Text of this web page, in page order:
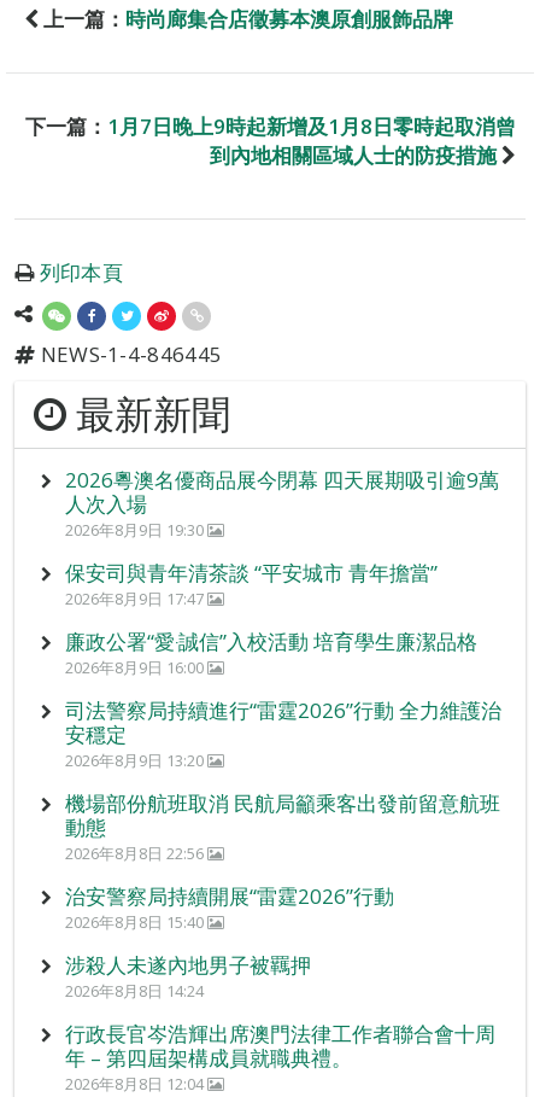
上一篇： 時尚廊集合店徵募本澳原創服飾品牌
下一篇： 1月7日晚上9時起新增及1月8日零時起取消曾
到內地相關區域人士的防疫措施
列印本頁
NEWS-1-4-846445
最新新聞
2026粵澳名優商品展今閉幕 四天展期吸引逾9萬
人次入場
2026年8月9日 19:30
保安司與青年清茶談 “平安城市 青年擔當”
2026年8月9日 17:47
廉政公署“愛‧誠信”入校活動 培育學生廉潔品格
2026年8月9日 16:00
司法警察局持續進行“雷霆2026”行動 全力維護治
安穩定
2026年8月9日 13:20
機場部份航班取消 民航局籲乘客出發前留意航班
動態
2026年8月8日 22:56
治安警察局持續開展“雷霆2026”行動
2026年8月8日 15:40
涉殺人未遂內地男子被羈押
2026年8月8日 14:24
行政長官岑浩輝出席澳門法律工作者聯合會十周
年 – 第四屆架構成員就職典禮。
2026年8月8日 12:04